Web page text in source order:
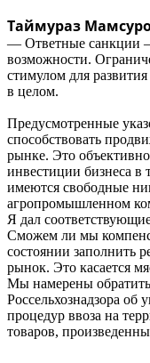
Таймураз
— Ответные санкции
возможности.
стимулом для
в целом.
Предусмотренные
способствовать
рынке. Это
инвестиции бизнеса в
имеются свободные
агропромышленном
Я дал
Сможем ли мы
состоянии заполнить
рынок. Это касается
Мы намерены
Россельхознадзора
процедур ввоза на
товаров,